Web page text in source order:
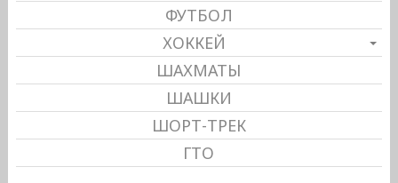
ФУТБОЛ
ХОККЕЙ
ШАХМАТЫ
ШАШКИ
ШОРТ-ТРЕК
ГТО